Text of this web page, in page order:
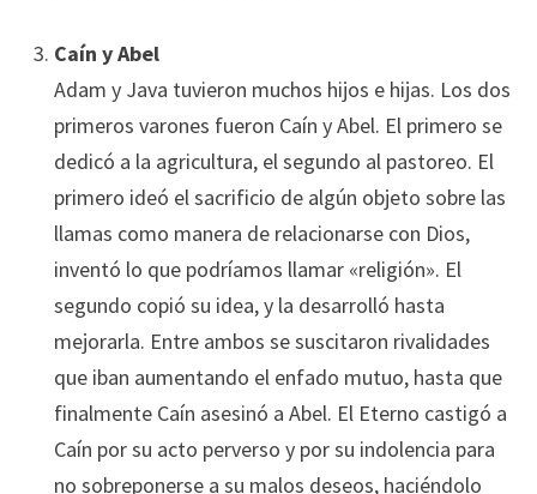
Caín y Abel
Adam y Java tuvieron muchos hijos e hijas. Los dos
primeros varones fueron Caín y Abel. El primero se
dedicó a la agricultura, el segundo al pastoreo. El
primero ideó el sacrificio de algún objeto sobre las
llamas como manera de relacionarse con Dios,
inventó lo que podríamos llamar «religión». El
segundo copió su idea, y la desarrolló hasta
mejorarla. Entre ambos se suscitaron rivalidades
que iban aumentando el enfado mutuo, hasta que
finalmente Caín asesinó a Abel. El Eterno castigó a
Caín por su acto perverso y por su indolencia para
no sobreponerse a su malos deseos, haciéndolo